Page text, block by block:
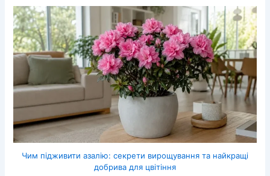
Чим підживити азалію: секрети вирощування та найкращі
добрива для цвітіння